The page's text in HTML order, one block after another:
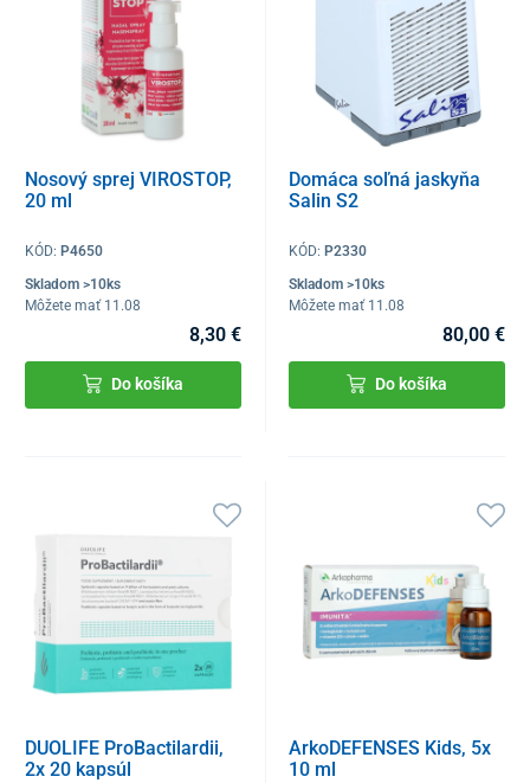
Nosový sprej VIROSTOP,
20 ml
KÓD: P4650
Skladom >10ks
Môžete mať 11.08
8,30 €
Do košíka
Domáca soľná jaskyňa
Salin S2
KÓD:P2330
Skladom >10ks
Môžete mať 11.08
80,00 €
Do košíka
DUOLIFE ProBactilardii,
2x 20 kapsúl
ArkoDEFENSES Kids, 5x
10 ml